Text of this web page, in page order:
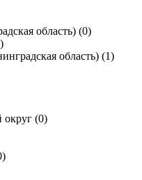
область) (0)
область) (1)
округ (0)